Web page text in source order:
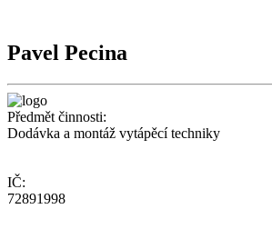
Pavel Pecina
Předmět činnosti:
Dodávka a montáž vytápěcí techniky
IČ:
72891998